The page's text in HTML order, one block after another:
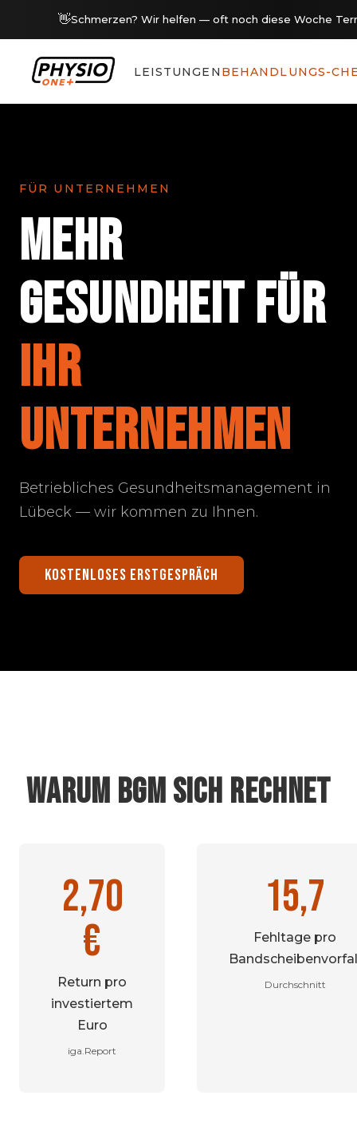
👋Schmerzen? Wir helfen — oft noch diese Woche
LEISTUNGEN BEHANDLUNGS-
FÜR UNTERNEHMEN
MEHR
GESUNDHEIT FÜR
IHR
UNTERNEHMEN
Betriebliches Gesundheitsmanagement in
Lübeck — wir kommen zu Ihnen.
KOSTENLOSES ERSTGESPRÄCH
WARUM BGM SICH RECHNET
2,70
€
Return pro
investiertem
Euro
iga.Report
15,7
Fehltage pro
Durchschnitt